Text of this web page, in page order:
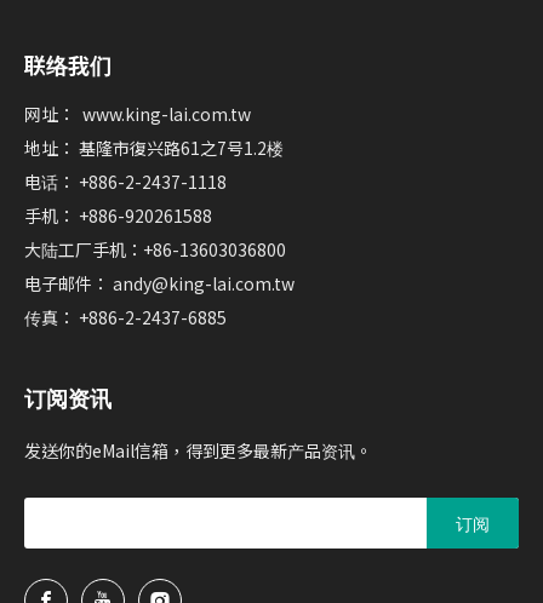
联络我们
网址： www.king-lai.com.tw
地址： 基隆市復兴路61之7号1.2楼
电话： +886-2-2437-1118
手机： +886-920261588
大陆工厂手机：+86-13603036800
电子邮件： andy@king-lai.com.tw
传真： +886-2-2437-6885
订阅资讯
发送你的eMail信箱，得到更多最新产品资讯。
订阅